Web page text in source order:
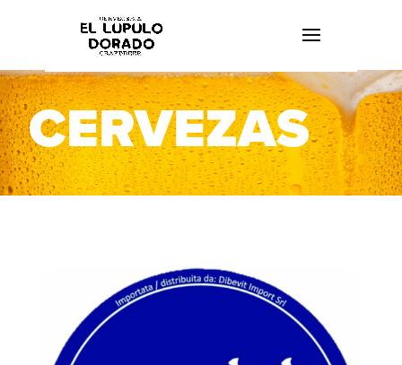
CERVEZAS